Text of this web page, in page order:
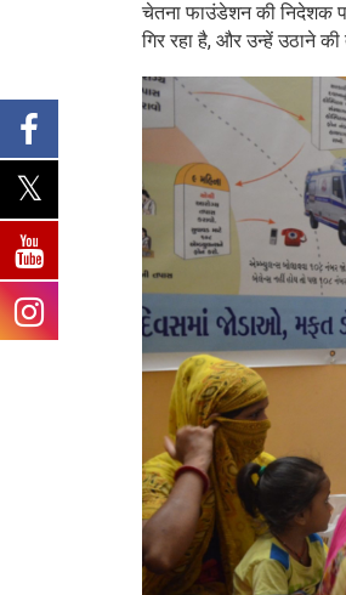
चेतना फाउंडेशन की निदेशक
गिर रहा है, और उन्हें उठाने